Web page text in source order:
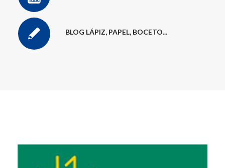
BLOG LÁPIZ, PAPEL, BOCETO...